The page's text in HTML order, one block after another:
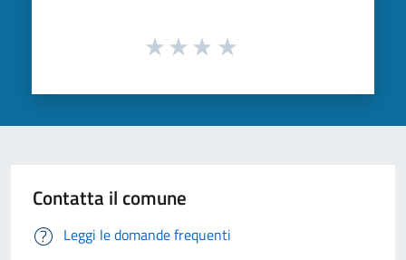
Contatta il comune
Leggi le domande frequenti